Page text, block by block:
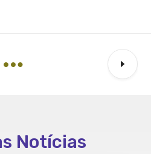
Notícias